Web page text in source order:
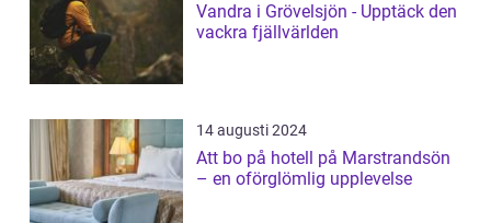
Vandra i Grövelsjön - Upptäck den
vackra fjällvärlden
14 augusti 2024
Att bo på hotell på Marstrandsön
– en oförglömlig upplevelse